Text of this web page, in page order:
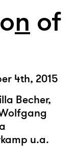
n of
4th, 2015
Becher,
u.a.